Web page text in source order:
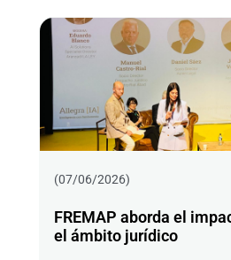
(07/06/2026)
FREMAP aborda el
el ámbito jurídico